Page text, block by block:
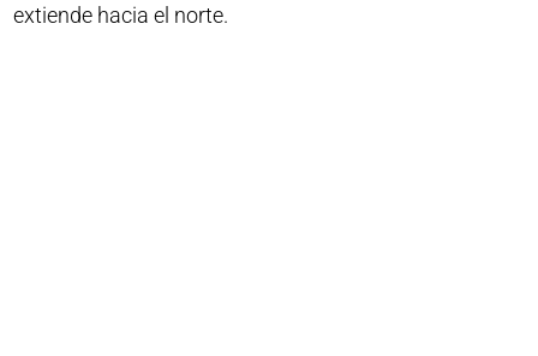
extiende hacia el norte.